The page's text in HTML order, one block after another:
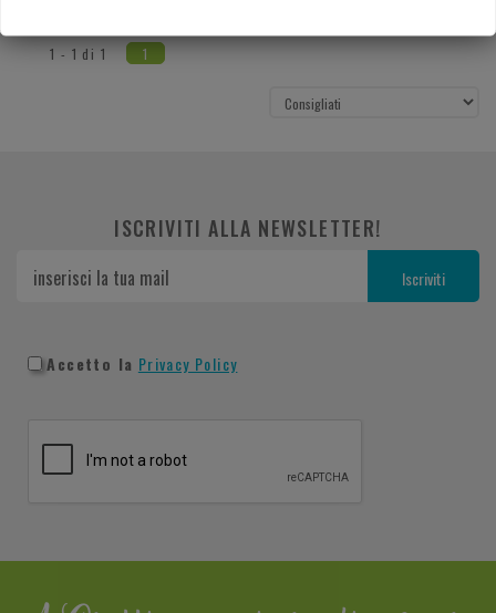
1 - 1 di 1 1
ISCRIVITI ALLA NEWSLETTER!
Accetto la Privacy Policy